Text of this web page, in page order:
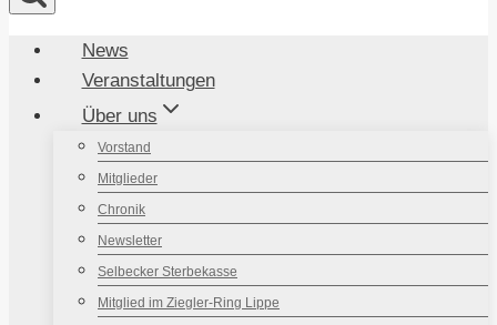
News
Veranstaltungen
Über uns
Vorstand
Mitglieder
Chronik
Newsletter
Selbecker Sterbekasse
Mitglied im Ziegler-Ring Lippe